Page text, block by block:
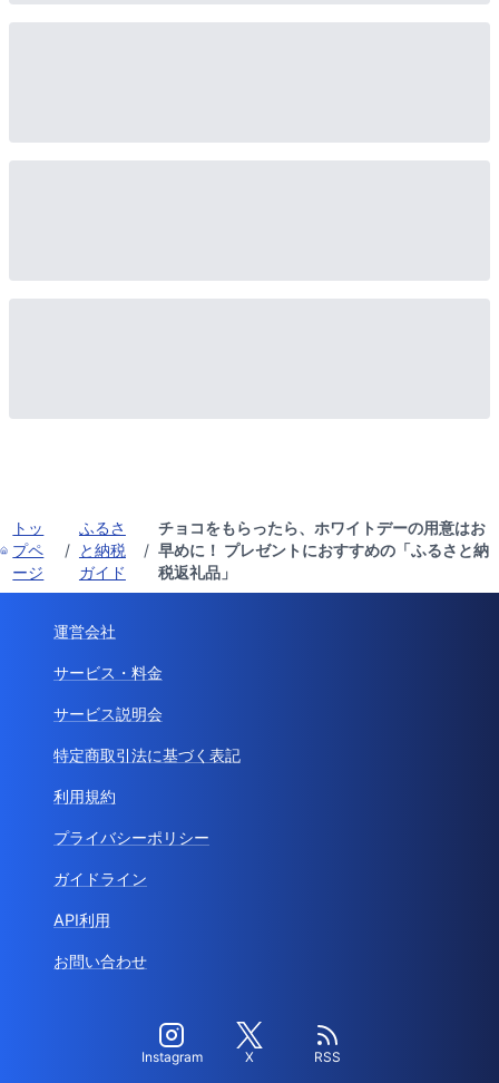
トッ
プペ
ージ
/
ふるさ
と納税
ガイド
/
チョコをもらったら、ホワイトデーの用意はお
早めに！ プレゼントにおすすめの「ふるさと納
税返礼品」
運営会社
サービス・料金
サービス説明会
特定商取引法に基づく表記
利用規約
プライバシーポリシー
ガイドライン
API利用
お問い合わせ
Instagram X RSS